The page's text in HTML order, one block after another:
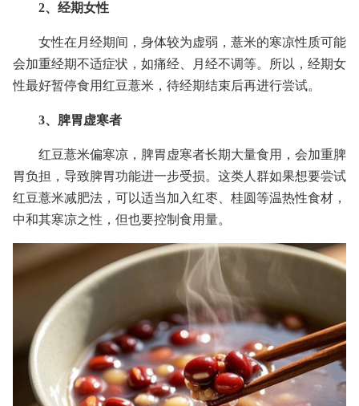
2、经期女性
女性在月经期间，身体较为虚弱，薏米的寒凉性质可能
会加重经期不适症状，如痛经、月经不调等。所以，经期女
性最好暂停食用红豆薏米，待经期结束后再进行尝试。
3、脾胃虚寒者
红豆薏米偏寒凉，脾胃虚寒者长期大量食用，会加重脾
胃负担，导致脾胃功能进一步受损。这类人群如果想要尝试
红豆薏米减肥法，可以适当加入红枣、桂圆等温热性食材，
中和其寒凉之性，但也要控制食用量。